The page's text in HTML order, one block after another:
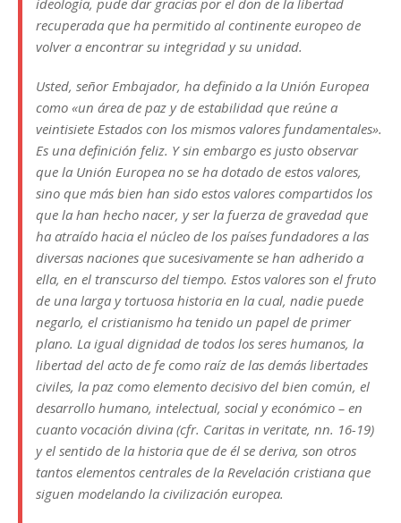
ideología, pude dar gracias por el don de la libertad
recuperada que ha permitido al continente europeo de
volver a encontrar su integridad y su unidad.
Usted, señor Embajador, ha definido a la Unión Europea
como «un área de paz y de estabilidad que reúne a
veintisiete Estados con los mismos valores fundamentales».
Es una definición feliz. Y sin embargo es justo observar
que la Unión Europea no se ha dotado de estos valores,
sino que más bien han sido estos valores compartidos los
que la han hecho nacer, y ser la fuerza de gravedad que
ha atraído hacia el núcleo de los países fundadores a las
diversas naciones que sucesivamente se han adherido a
ella, en el transcurso del tiempo. Estos valores son el fruto
de una larga y tortuosa historia en la cual, nadie puede
negarlo, el cristianismo ha tenido un papel de primer
plano. La igual dignidad de todos los seres humanos, la
libertad del acto de fe como raíz de las demás libertades
civiles, la paz como elemento decisivo del bien común, el
desarrollo humano, intelectual, social y económico – en
cuanto vocación divina (cfr. Caritas in veritate, nn. 16-19)
y el sentido de la historia que de él se deriva, son otros
tantos elementos centrales de la Revelación cristiana que
siguen modelando la civilización europea.